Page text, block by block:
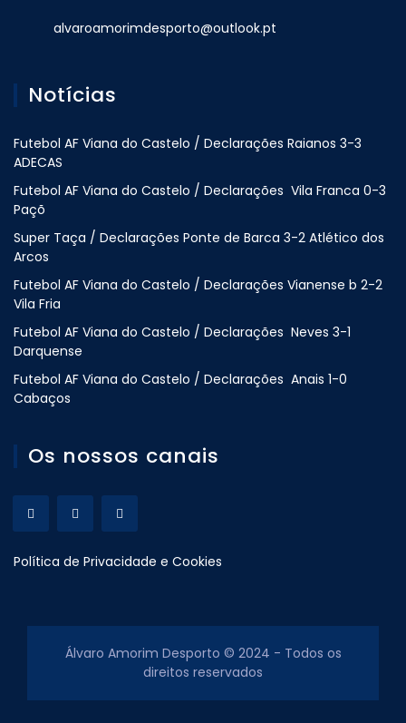
alvaroamorimdesporto@outlook.pt
Notícias
Futebol AF Viana do Castelo / Declarações Raianos 3-3
ADECAS
Futebol AF Viana do Castelo / Declarações Vila Franca 0-3
Paçõ
Super Taça / Declarações Ponte de Barca 3-2 Atlético dos
Arcos
Futebol AF Viana do Castelo / Declarações Vianense b 2-2
Vila Fria
Futebol AF Viana do Castelo / Declarações Neves 3-1
Darquense
Futebol AF Viana do Castelo / Declarações Anais 1-0
Cabaços
Os nossos canais
Política de Privacidade e Cookies
Álvaro Amorim Desporto © 2024 - Todos os
direitos reservados